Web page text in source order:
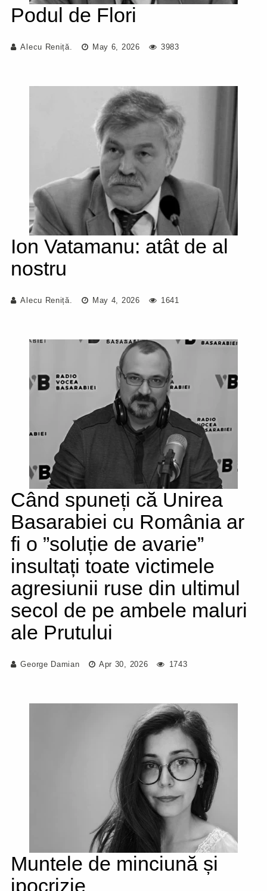
Podul de Flori
Alecu Reniță. May 6, 2026 3983
Ion Vatamanu: atât de al
nostru
Alecu Reniță. May 4, 2026 1641
Când spuneți că Unirea
Basarabiei cu România ar
fi o ”soluție de avarie”
insultați toate victimele
agresiunii ruse din ultimul
secol de pe ambele maluri
ale Prutului
George Damian Apr 30, 2026 1743
Muntele de minciună și
ipocrizie